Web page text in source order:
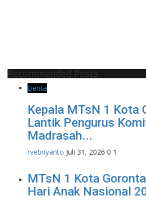
Recommended Posts
Berita
Kepala MTsN 1 Kota
Lantik Pengurus
Madrasah...
rvebriyanto Juli 31, 2026 0 1
MTsN 1 Kota
Hari Anak Nasional